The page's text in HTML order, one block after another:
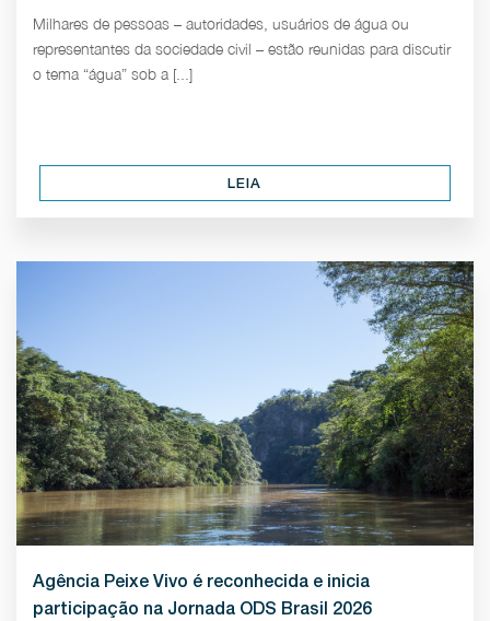
Milhares de pessoas – autoridades, usuários de água ou
representantes da sociedade civil – estão reunidas para discutir
o tema “água” sob a [...]
LEIA
Agência Peixe Vivo é reconhecida e inicia
participação na Jornada ODS Brasil 2026